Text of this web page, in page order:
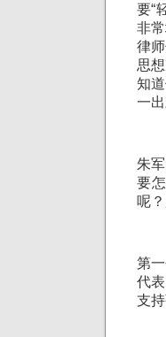
要“
非
律
思
知
一出
朱
要
呢
第
代
支